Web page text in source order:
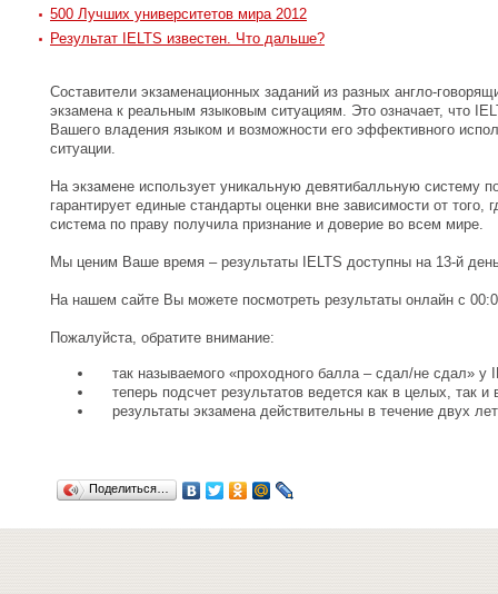
500 Лучших университетов мира 2012
Результат IELTS известен. Что дальше?
Составители экзаменационных заданий из разных англо-
экзамена к реальным языковым ситуациям. Это означает, что
Вашего владения языком и возможности его эффективного
ситуации.
На экзамене использует уникальную девятибалльную систему
гарантирует единые стандарты оценки вне зависимости от того,
система по праву получила признание и доверие во всем мире.
Мы ценим Ваше время – результаты IELTS доступны на 13-й
На нашем сайте Вы можете посмотреть результаты онлайн с
Пожалуйста, обратите внимание:
так называемого «проходного балла – сдал/не сдал» у
теперь подсчет результатов ведется как в целых, так
результаты экзамена действительны в течение двух лет
Поделиться…